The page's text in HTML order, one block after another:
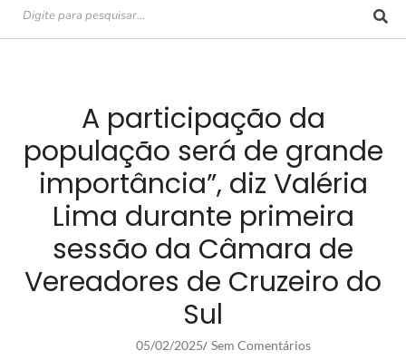
A participação da
população será de grande
importância”, diz Valéria
Lima durante primeira
sessão da Câmara de
Vereadores de Cruzeiro do
Sul
05/02/2025/ Sem Comentários